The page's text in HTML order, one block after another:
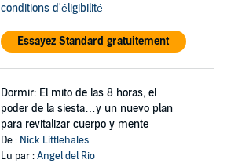
conditions d'éligibilité
Essayez Standard gratuitement
Dormir: El mito de las 8 horas, el
poder de la siesta…y un nuevo plan
para revitalizar cuerpo y mente
De : Nick Littlehales
Lu par :Angel del Rio